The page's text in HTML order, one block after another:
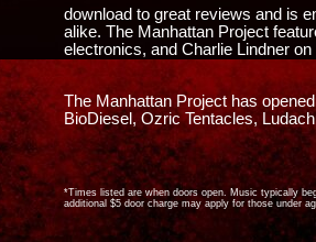
download to great reviews and is
alike. The Manhattan Project
electronics, and Charlie Lindner
The Manhattan Project has
BioDiesel, Ozric Tentacles,
*Times listed are when doors open. Music typically
additional $5 door charge may apply for those under